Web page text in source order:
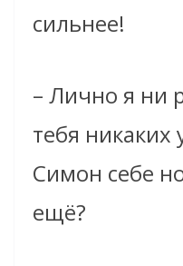
сильнее!
– Лично я ни
тебя никаких
Симон себе
ещё?